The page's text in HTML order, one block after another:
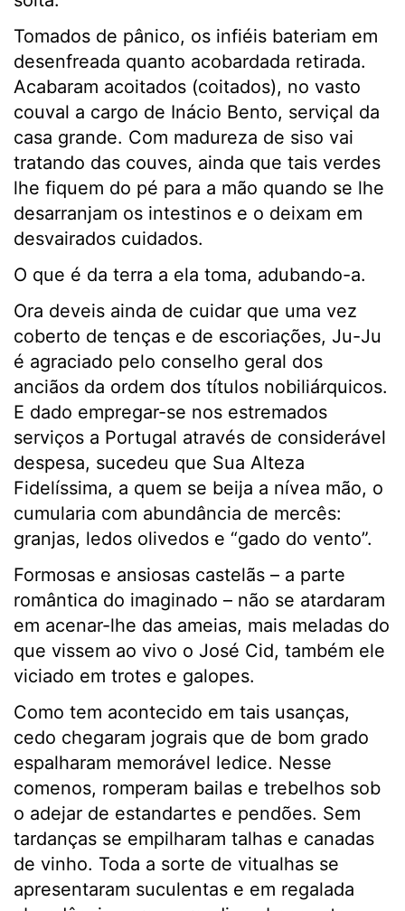
Tomados de pânico, os infiéis bateriam em
desenfreada quanto acobardada retirada.
Acabaram acoitados (coitados), no vasto
couval a cargo de Inácio Bento, serviçal da
casa grande. Com madureza de siso vai
tratando das couves, ainda que tais verdes
lhe fiquem do pé para a mão quando se lhe
desarranjam os intestinos e o deixam em
desvairados cuidados.
O que é da terra a ela toma, adubando-a.
Ora deveis ainda de cuidar que uma vez
coberto de tenças e de escoriações, Ju-Ju
é agraciado pelo conselho geral dos
anciãos da ordem dos títulos nobiliárquicos.
E dado empregar-se nos estremados
serviços a Portugal através de considerável
despesa, sucedeu que Sua Alteza
Fidelíssima, a quem se beija a nívea mão, o
cumularia com abundância de mercês:
granjas, ledos olivedos e “gado do vento”.
Formosas e ansiosas castelãs – a parte
romântica do imaginado – não se atardaram
em acenar-lhe das ameias, mais meladas do
que vissem ao vivo o José Cid, também ele
viciado em trotes e galopes.
Como tem acontecido em tais usanças,
cedo chegaram jograis que de bom grado
espalharam memorável ledice. Nesse
comenos, romperam bailas e trebelhos sob
o adejar de estandartes e pendões. Sem
tardanças se empilharam talhas e canadas
de vinho. Toda a sorte de vitualhas se
apresentaram suculentas e em regalada